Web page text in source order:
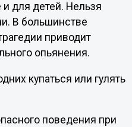
для детей. Нельзя
В большинстве
приводит
опьянения.
купаться или гулять
поведения при